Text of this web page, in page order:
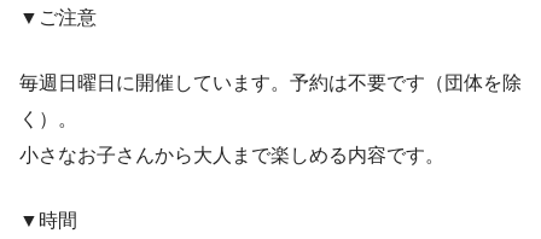
▼ご注意
毎週日曜日に開催しています。予約は不要です（団体を除
く）。
小さなお子さんから大人まで楽しめる内容です。
▼時間